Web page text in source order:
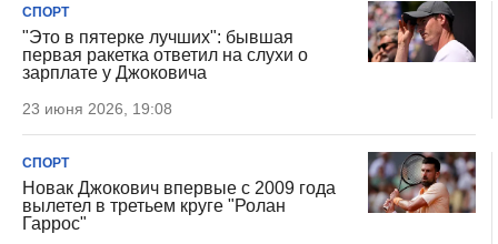
СПОРТ
"Это в пятерке лучших": бывшая
первая ракетка ответил на слухи о
зарплате у Джоковича
23 июня 2026, 19:08
СПОРТ
Новак Джокович впервые с 2009 года
вылетел в третьем круге "Ролан
Гаррос"